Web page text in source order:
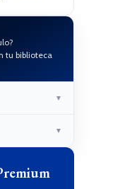
tu biblioteca
▼
▼